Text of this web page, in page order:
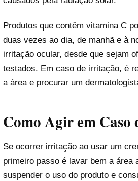
Produtos que contêm vitamina C
duas vezes ao dia, de manhã e à
irritação ocular, desde que sejam
testados. Em caso de irritação, é
a área e procurar um
Como Agir em
Se ocorrer irritação ao usar um
primeiro passo é lavar bem a área
suspender o uso do produto e